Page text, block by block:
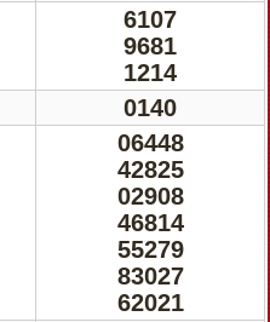
6107
9681
1214
0140
06448
42825
02908
46814
55279
83027
62021